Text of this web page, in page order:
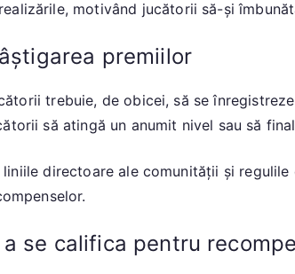
motivând jucătorii să-și
premiilor
trebuie, de obicei, să se
să atingă un anumit nivel sau să
directoare ale comunității și
se califica pentru